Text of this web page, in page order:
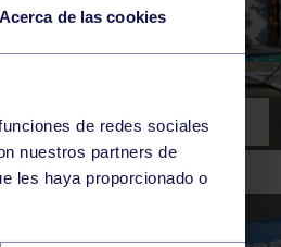
de las cookies
de redes sociales
nuestros partners de
les haya proporcionado o
CUP